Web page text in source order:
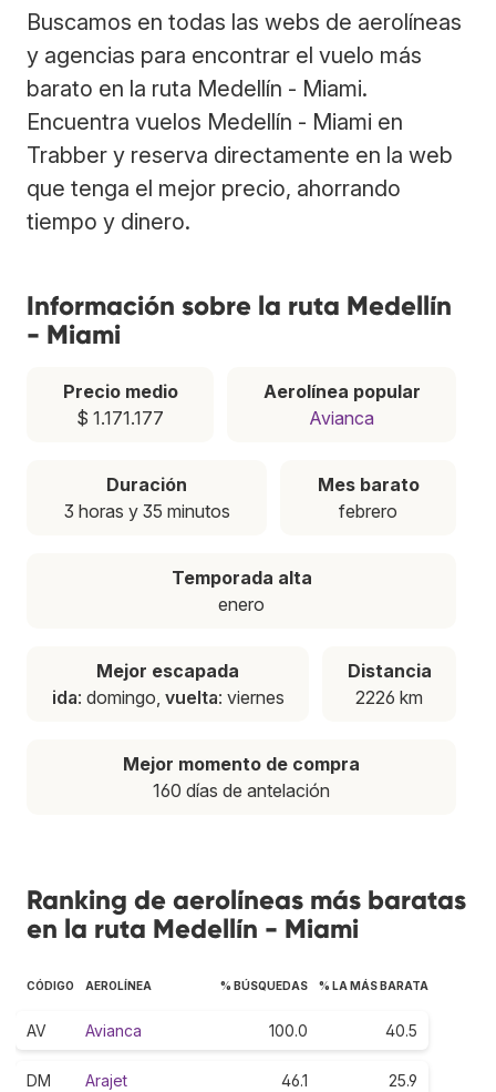
Buscamos en todas las webs de aerolíneas
y agencias para encontrar el vuelo más
barato en la ruta Medellín - Miami.
Encuentra vuelos Medellín - Miami en
Trabber y reserva directamente en la web
que tenga el mejor precio, ahorrando
tiempo y dinero.
Información sobre la ruta Medellín
- Miami
Precio medio
$ 1.171.177
Aerolínea popular
Avianca
Duración
3 horas y 35 minutos
Mes barato
febrero
Temporada alta
enero
Mejor escapada
ida: domingo, vuelta: viernes
Distancia
2226 km
Mejor momento de compra
160 días de antelación
Ranking de aerolíneas más baratas
en la ruta Medellín - Miami
CÓDIGO AEROLÍNEA % BÚSQUEDAS % LA MÁS BARATA
AV Avianca 100.0 40.5
DM Arajet 46.1 25.9